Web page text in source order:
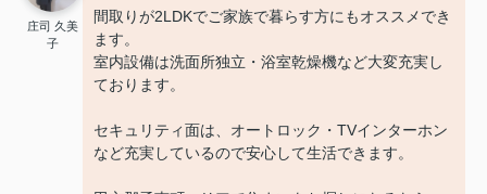
庄司 久美
子
間取りが2LDKでご家族で暮らす方にもオススメでき
ます。
室内設備は洗面所独立・浴室乾燥機など大変充実し
ております。
セキュリティ面は、オートロック・TVインターホン
など充実しているので安心して生活できます。